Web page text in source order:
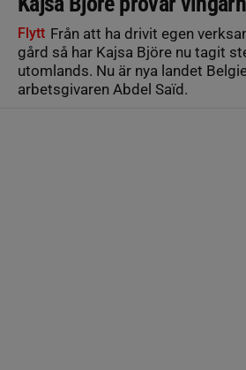
Flytt Från att ha drivit egen
gård så har Kajsa Björe nu tagit
utomlands. Nu är nya landet
arbetsgivaren Abdel Saïd.